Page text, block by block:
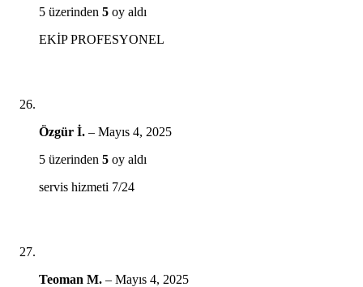
5 üzerinden 5 oy aldı
EKİP PROFESYONEL
Özgür İ. – Mayıs 4, 2025
5 üzerinden 5 oy aldı
servis hizmeti 7/24
Teoman M. – Mayıs 4, 2025